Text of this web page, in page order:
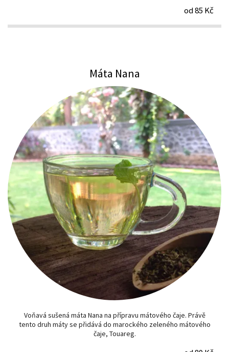
od 85 Kč
Máta Nana
Voňavá sušená máta Nana na přípravu mátového čaje. Právě
tento druh máty se přidává do marockého zeleného mátového
čaje, Touareg.